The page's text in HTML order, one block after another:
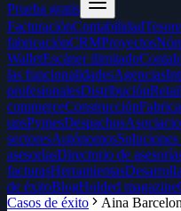
Prueba gratis
FacturaciónContabilidad
fabricaciónCRMProyectos
WalletEscáner ilimitado
las funcionalidadesAgencias
profesionalesDistribuciónRetail
commerceConstrucción
upsPymesDespachos
sectoresAutónomosSoluciones
asesoríasDirectorio de
facturasHerramientas
de éxitoBlogHolded magazine
Casos de éxito
Aina